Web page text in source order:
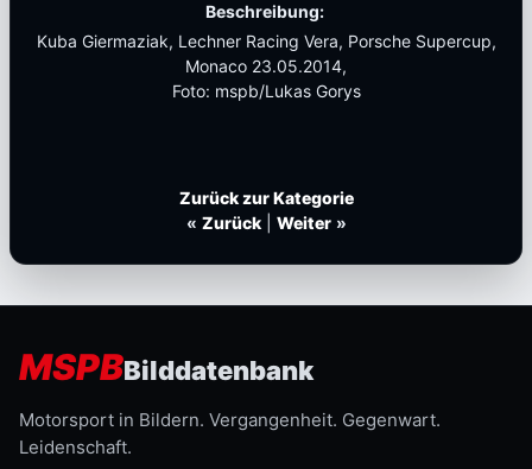
Beschreibung:
Kuba Giermaziak, Lechner Racing Vera, Porsche Supercup,
Monaco 23.05.2014,
Foto: mspb/Lukas Gorys
Zurück zur Kategorie
« Zurück| Weiter »
MSPBBilddatenbank
Motorsport in Bildern. Vergangenheit. Gegenwart.
Leidenschaft.